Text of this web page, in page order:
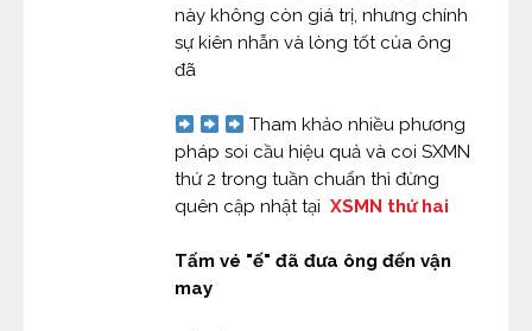
này không còn giá trị, nhưng chính
sự kiên nhẫn và lòng tốt của ông
đã
Tham khảo nhiều phương
pháp soi cầu hiệu quả và coi SXMN
thứ 2 trong tuần chuẩn thì đừng
quên cập nhật tại XSMN thứ hai
Tấm vé "ế" đã đưa ông đến vận
may